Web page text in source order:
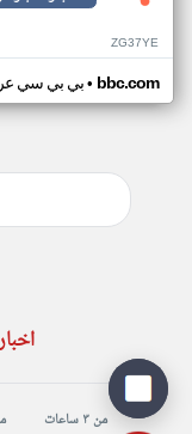
ZG37YE
بي بي سي• bbc.com
من ٣ ساعات من